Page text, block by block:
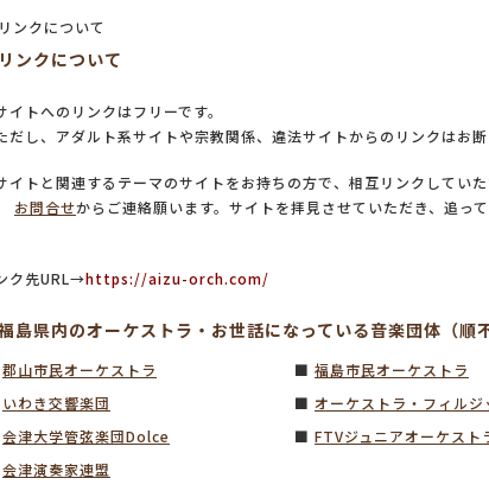
リンクについて
イトへのリンクはフリーです。
だし、アダルト系サイトや宗教関係、違法サイトからのリンクはお断
イトと関連するテーマのサイトをお持ちの方で、相互リンクしてい
お問合せからご連絡願います。サイトを拝見させていただき、追っ
ク先URL→https://aizu-orch.com/
島県内のオーケストラ・お世話になっている音楽団体（順不
郡山市民オーケストラ ■ 福島市民オーケストラ
いわき交響楽団 ■ オーケストラ・フィルジ
会津大学管弦楽団Dolce ■ FTVジュニアオーケスト
会津演奏家連盟